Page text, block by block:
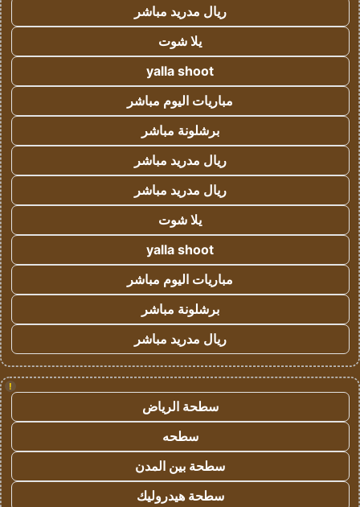
ريال مدريد مباشر
يلا شوت
yalla shoot
مباريات اليوم مباشر
برشلونة مباشر
ريال مدريد مباشر
ريال مدريد مباشر
يلا شوت
yalla shoot
مباريات اليوم مباشر
برشلونة مباشر
ريال مدريد مباشر
!
سطحة الرياض
سطحه
سطحة بين المدن
سطحة هيدروليك